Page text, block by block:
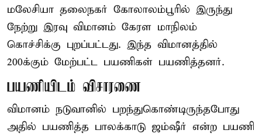
மலேசியா தலைநகர் கோலாலம்பூரில் இருந்து
நேற்று இரவு விமானம் கேரள மாநிலம்
கொச்சிக்கு புறப்பட்டது. இந்த விமானத்தில்
200க்கும் மேற்பட்ட பயணிகள் பயணித்தனர்.
பயணியிடம் விசாரணை
விமானம் நடுவானில் பறந்துகொண்டிருந்தபோது
அதில் பயணித்த பாலக்காடு ஜம்ஷீர் என்ற பயணி